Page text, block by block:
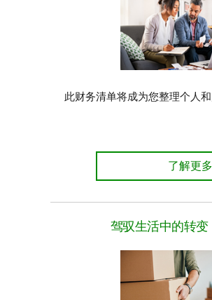
此财务清单将成为您整理个人
您的财
了解更多
驾驭生活中的转变